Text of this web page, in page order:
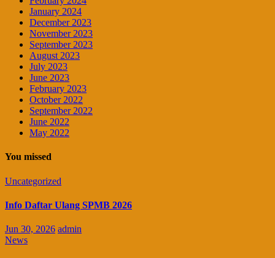
January 2024
December 2023
November 2023
September 2023
August 2023
July 2023
June 2023
February 2023
October 2022
September 2022
June 2022
May 2022
You missed
Uncategorized
Info Daftar Ulang SPMB 2026
Jun 30, 2026 admin
News